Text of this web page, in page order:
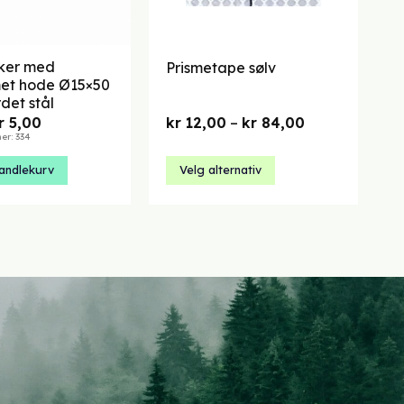
med
hode Ø15×50
stål
7,14.
5,00
kr 5,00.
334
Prismetape sølv
kr12,00 – kr84,00Prisområde:
Velg alternativ
Alternativene
kan
velges
på
produktsiden